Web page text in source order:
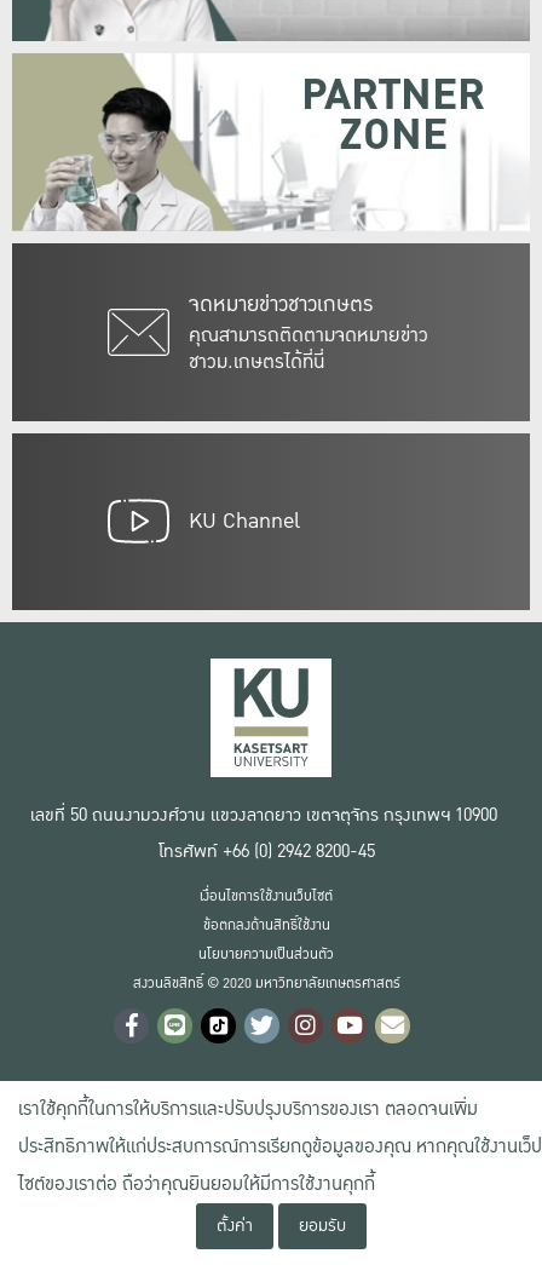
จดหมายข่าวชาวเกษตร
คุณสามารถติดตามจดหมายข่าว
ชาวม.เกษตรได้ที่นี่
PARTNER
ZONE
KU Channel
เลขที่ 50 ถนนงามวงศ์วาน แขวงลาดยาว เขตจตุจักร กรุงเทพฯ 10900
โทรศัพท์ +66 (0) 2942 8200-45
สงวนลิขสิทธิ์ © 2020 มหาวิทยาลัยเกษตรศาสตร์
เงื่อนไขการใช้งานเว็บไซต์
ข้อตกลงด้านสิทธิ์ใช้งาน
นโยบายความเป็นส่วนตัว
เราใช้คุกกี้ในการให้บริการและปรับปรุงบริการของเรา ตลอดจนเพิ่ม
ประสิทธิภาพให้แก่ประสบการณ์การเรียกดูข้อมูลของคุณ หากคุณใช้งานเว็ป
ไซต์ของเราต่อ ถือว่าคุณยินยอมให้มีการใช้งานคุกกี้
ตั้งค่า ยอมรับ